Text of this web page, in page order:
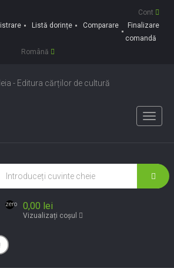
Cont
Listă dorințe Comparare
Finalizare
comandă
Română
Toggle
zero 0,00 lei
Vizualizați coșul